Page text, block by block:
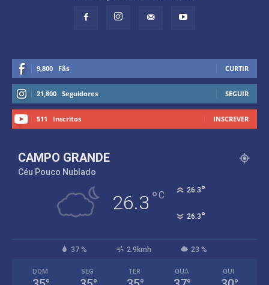
9,800 Fãs CURTIR
21,800 Seguidores SEGUIR
511 Inscritos INSCREVER
CAMPO GRANDE
Céu Pouco Nublado
26.3 °C 26.3°
26.3°
37 % 2.9kmh 23 %
DOM SEG TER QUA QUI